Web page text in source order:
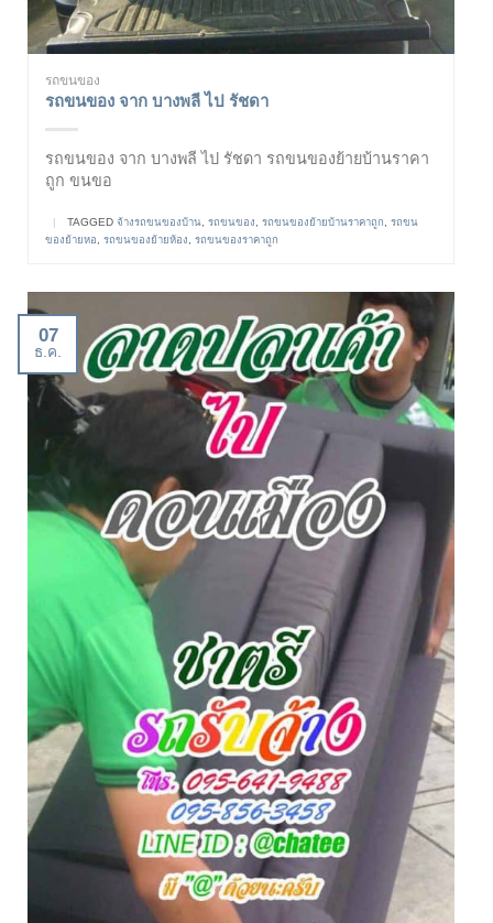
รถขนของ
รถขนของ จาก บางพลี ไป รัชดา
รถขนของ จาก บางพลี ไป รัชดา รถขนของย้ายบ้านราคา
ถูก ขนขอ
| TAGGED จ้างรถขนของบ้าน รถขนของ รถขนของย้ายบ้านราคาถูก
รถขน
ของย้ายหอ
รถขนของย้ายห้อง รถขนของราคาถูก
07
ธ.ค.